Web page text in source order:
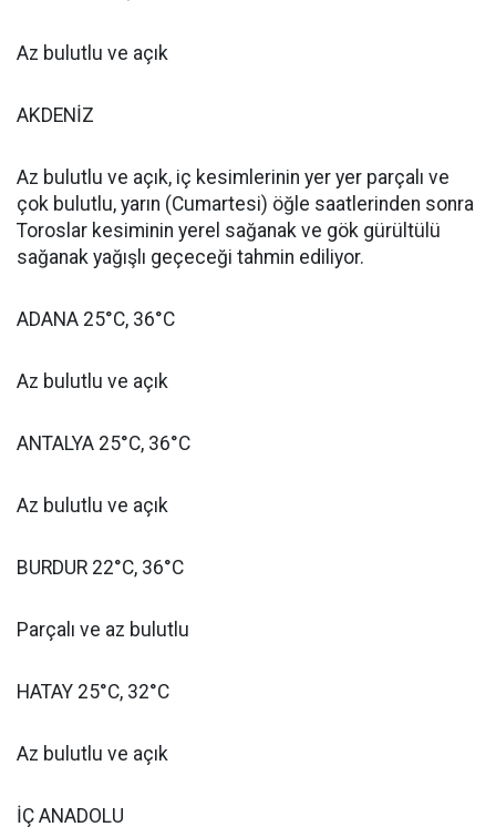
Az bulutlu ve açık
AKDENİZ
Az bulutlu ve açık, iç kesimlerinin yer yer parçalı ve
çok bulutlu, yarın (Cumartesi) öğle saatlerinden sonra
Toroslar kesiminin yerel sağanak ve gök gürültülü
sağanak yağışlı geçeceği tahmin ediliyor.
ADANA 25°C, 36°C
Az bulutlu ve açık
ANTALYA 25°C, 36°C
Az bulutlu ve açık
BURDUR 22°C, 36°C
Parçalı ve az bulutlu
HATAY 25°C, 32°C
Az bulutlu ve açık
İÇ ANADOLU